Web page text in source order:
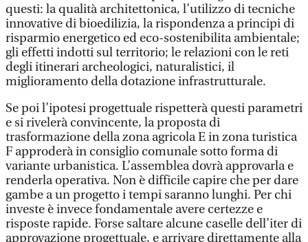
questi: la qualità architettonica, l’utilizzo di tecniche
innovative di bioedilizia, la rispondenza a principi di
risparmio energetico ed eco-sostenibilita ambientale;
gli effetti indotti sul territorio; le relazioni con le reti
degli itinerari archeologici, naturalistici, il
miglioramento della dotazione infrastrutturale.
Se poi l’ipotesi progettuale rispetterà questi parametri
e si rivelerà convincente, la proposta di
trasformazione della zona agricola E in zona turistica
F approderà in consiglio comunale sotto forma di
variante urbanistica. L’assemblea dovrà approvarla e
renderla operativa. Non è difficile capire che per dare
gambe a un progetto i tempi saranno lunghi. Per chi
investe è invece fondamentale avere certezze e
risposte rapide. Forse saltare alcune caselle dell’iter di
approvazione progettuale, e arrivare direttamente alla